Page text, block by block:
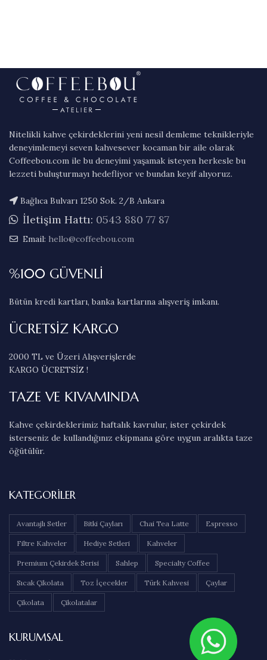
Nitelikli kahve çekirdeklerini yeni nesil demleme teknikleriyle
deneyimlemeyi seven kahvesever kocaman bir aile olarak
Coffeebou.com ile bu deneyimi yaşamak isteyen herkesle bu
lezzeti buluşturmayı hedefliyor ve bundan keyif alıyoruz.
Bağlıca Bulvarı 1250 Sok. 2/B Ankara
İletişim Hattı: 0543 880 77 87
Email: hello@coffeebou.com
%100 GÜVENLİ
Bütün kredi kartları, banka kartlarına alışveriş imkanı.
ÜCRETSİZ KARGO
2000 TL ve Üzeri Alışverişlerde
KARGO ÜCRETSİZ !
TAZE VE KIVAMINDA
Kahve çekirdeklerimiz haftalık kavrulur, ister çekirdek
isterseniz de kullandığınız ekipmana göre uygun aralıkta taze
öğütülür.
KATEGORILER
Avantajlı Setler Bitki Çayları Chai Tea Latte Espresso
Filtre Kahveler Hediye Setleri Kahveler
Premium Çekirdek Serisi Sahlep Specialty Coffee
Sıcak Çikolata Toz İçecekler Türk Kahvesi Çaylar
Çikolata Çikolatalar
KURUMSAL